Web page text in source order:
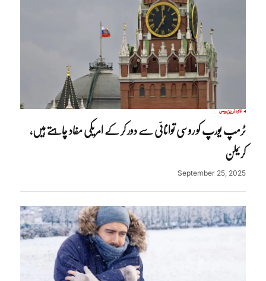
تازہ ترینروس
ٹرمپ یورپ کو روسی توانائی سے دور کر کے امریکی مفاد چاہتے ہیں،
کریملن
September 25, 2025